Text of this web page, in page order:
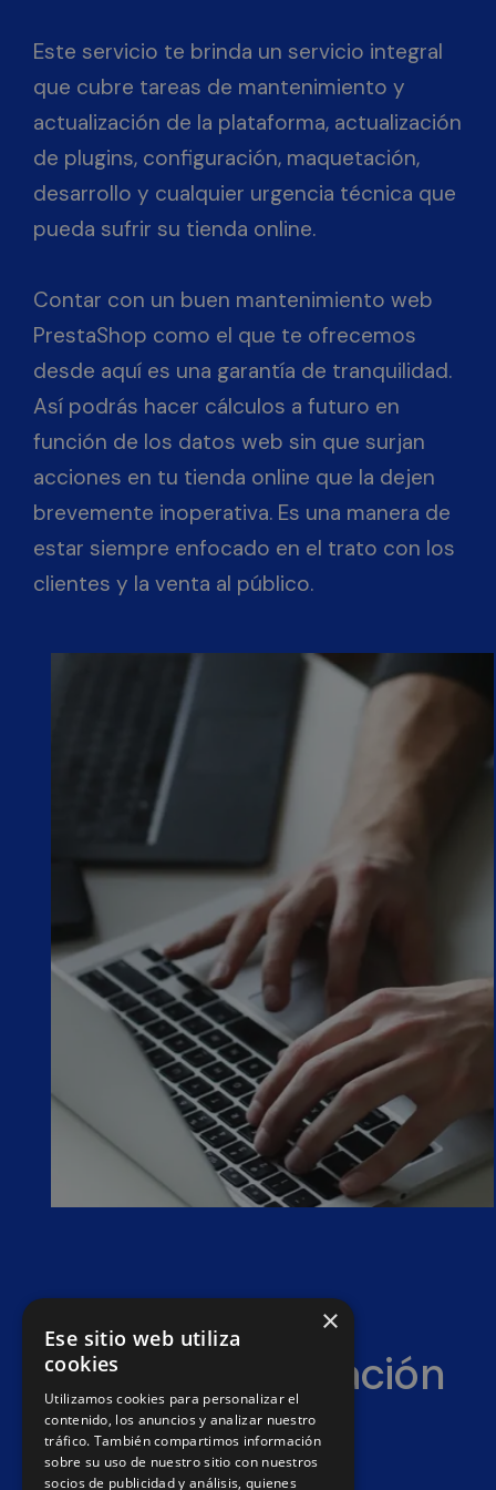
Este servicio te brinda un servicio integral
que cubre tareas de mantenimiento y
actualización de la plataforma, actualización
de plugins, configuración, maquetación,
desarrollo y cualquier urgencia técnica que
pueda sufrir su tienda online.
Contar con un buen mantenimiento web
PrestaShop como el que te ofrecemos
desde aquí es una garantía de tranquilidad.
Así podrás hacer cálculos a futuro en
función de los datos web sin que surjan
acciones en tu tienda online que la dejen
brevemente inoperativa. Es una manera de
estar siempre enfocado en el trato con los
clientes y la venta al público.
Gran especialización
en tiendas en
PrestaShop
×
Ese sitio web utiliza
cookies
Utilizamos cookies para personalizar el
contenido, los anuncios y analizar nuestro
tráfico. También compartimos información
sobre su uso de nuestro sitio con nuestros
socios de publicidad y análisis, quienes